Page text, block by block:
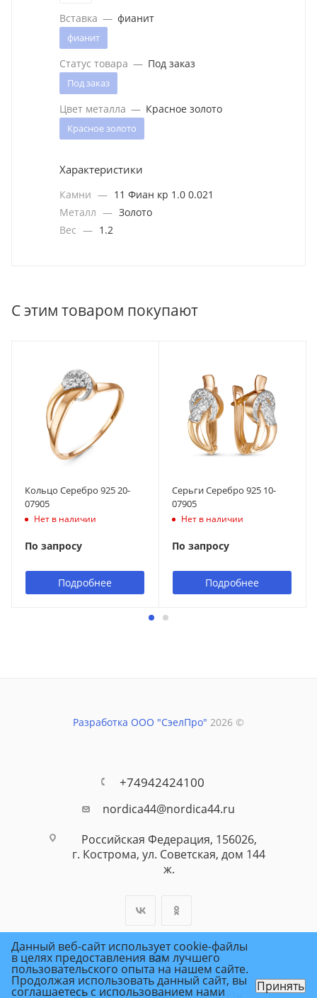
Вставка — фианит
фианит
Статус товара — Под заказ
Под заказ
Цвет металла — Красное золото
Красное золото
Характеристики
Камни — 11 Фиан кр 1.0 0.021
Металл — Золото
Вес — 1.2
С этим товаром покупают
Кольцо Серебро 925 20-
07905
Нет в наличии
По запросу
Подробнее
Серьги Серебро 925 10-
07905
Нет в наличии
По запросу
Подробнее
Разработка ООО "СэелПро" 2026 ©
+74942424100
nordica44@nordica44.ru
Российская Федерация, 156026,
г. Кострома, ул. Советская, дом 144
ж.
ПОЛИТИКА КОНФИДЕНЦИАЛЬНОСТИ
Данный веб-сайт использует cookie-файлы
в целях предоставления вам лучшего
пользовательского опыта на нашем сайте.
Продолжая использовать данный сайт, вы
соглашаетесь с использованием нами Принять